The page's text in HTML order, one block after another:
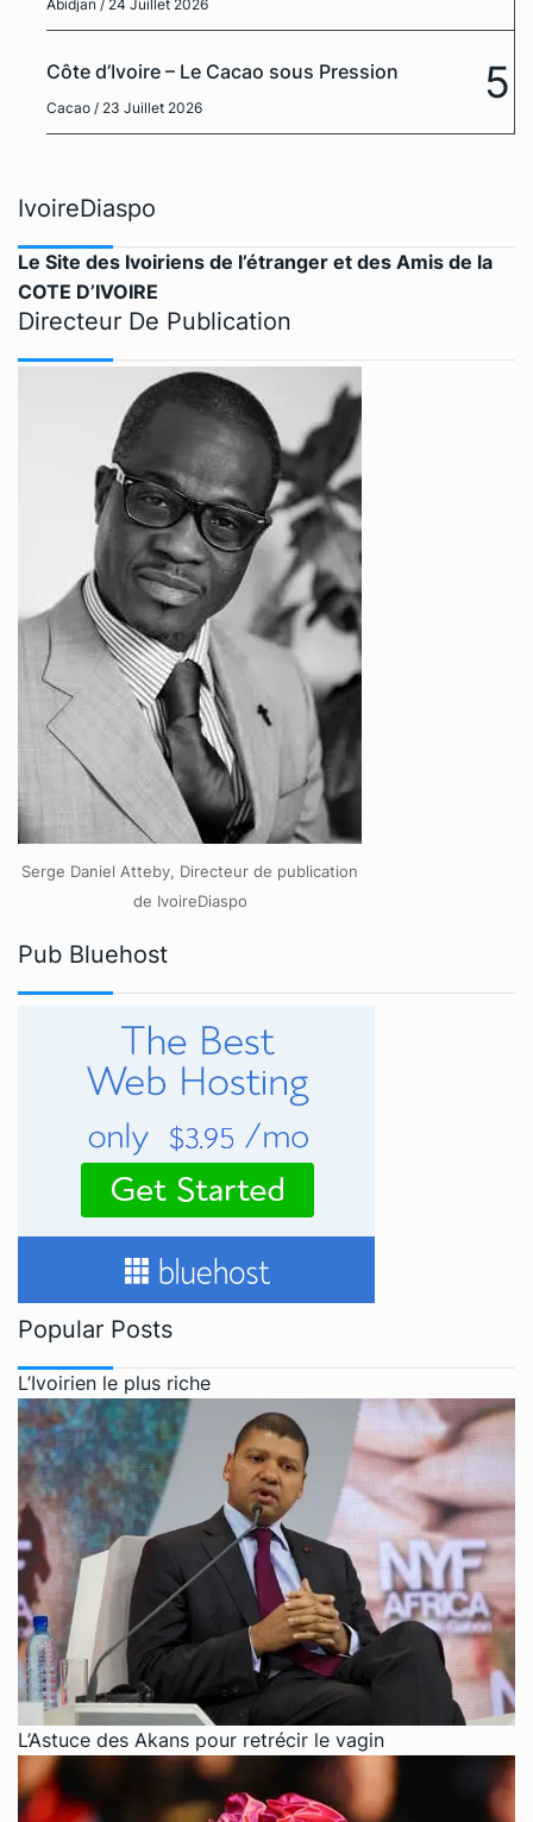
Abidjan / 24 Juillet 2026
Côte d’Ivoire – Le Cacao sous Pression
Cacao / 23 Juillet 2026 5
IvoireDiaspo
Le Site des Ivoiriens de l’étranger et des Amis de la
COTE D’IVOIRE
Directeur De Publication
Serge Daniel Atteby, Directeur de publication
de IvoireDiaspo
Pub Bluehost
Popular Posts
L’Ivoirien le plus riche
L’Astuce des Akans pour retrécir le vagin